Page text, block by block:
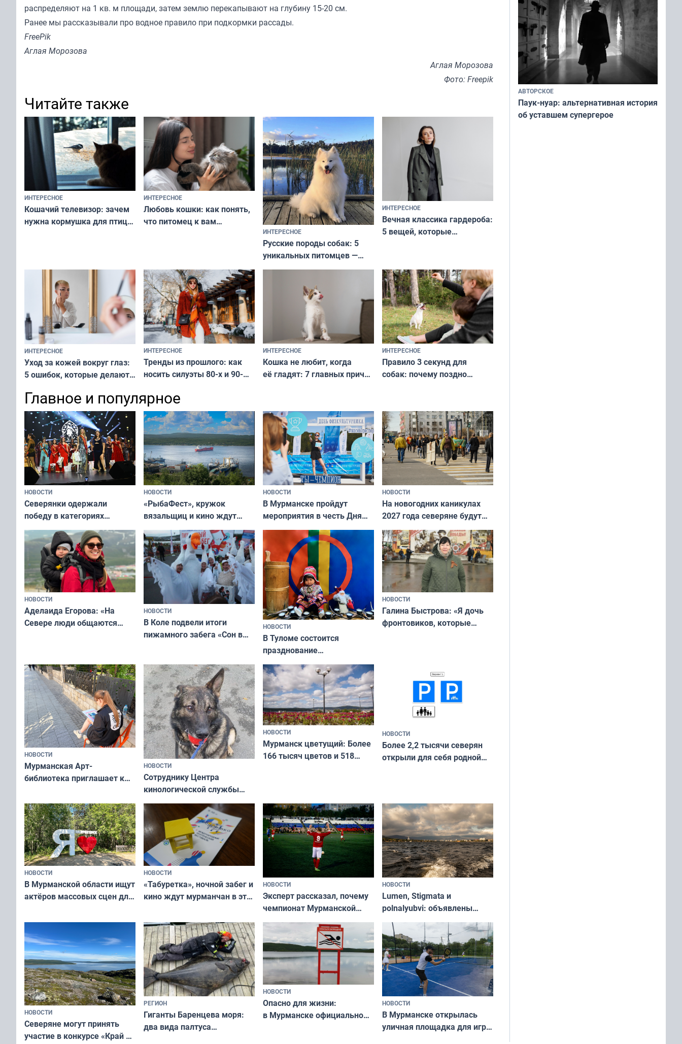
распределяют на 1 кв. м площади, затем землю перекапывают на глубину 15-20 см.
Ранее мы рассказывали про водное правило при подкормки рассады.
FreePik
Аглая Морозова
Аглая Морозова
Фото: Freepik
Читайте также
ИНТЕРЕСНОЕ
Кошачий телевизор: зачем
нужна кормушка для птиц
ИНТЕРЕСНОЕ
Любовь кошки: как понять,
что питомец к вам
ИНТЕРЕСНОЕ
Русские породы собак: 5
уникальных питомцев —
национальные сокровища
и характером
ИНТЕРЕСНОЕ
Вечная классика гардероба:
5 вещей, которые
и актуально в любой сезон
ИНТЕРЕСНОЕ
Уход за кожей вокруг глаз:
5 ошибок, которые делают
и вернуть свежий взгляд
без дорогих средств
ИНТЕРЕСНОЕ
Тренды из прошлого: как
носить силуэты 80-х и 90-
современно и стильно без
переплат
ИНТЕРЕСНОЕ
Кошка не любит, когда
её гладят: 7 главных причин
независимому питомцу
ИНТЕРЕСНОЕ
Правило 3 секунд для
собак: почему поздно
питомцу всё сразу и без
криков
Главное и популярное
НОВОСТИ
Северянки одержали
победу в категориях
всероссийского конкурса
«Мисс и Миссис Великая
Русь»
НОВОСТИ
«РыбаФест», кружок
вязальщиц и кино ждут
мурманчан в эти выходные
НОВОСТИ
В Мурманске пройдут
мероприятия в честь Дня
физкультурника
НОВОСТИ
На новогодних каникулах
2027 года северяне будут
отдыхать 11 дней
НОВОСТИ
Аделаида Егорова: «На
Севере люди общаются
НОВОСТИ
В Коле подвели итоги
пижамного забега «Сон в
НОВОСТИ
В Туломе состоится
празднование
Международного дня
коренных народов мира
НОВОСТИ
Галина Быстрова: «Я дочь
фронтовиков, которые
НОВОСТИ
Мурманская Арт-
библиотека приглашает к
и фотографов
НОВОСТИ
Сотруднику Центра
кинологической службы
ищут новый дом
НОВОСТИ
Мурманск цветущий: Более
166 тысяч цветов и 518
НОВОСТИ
Более 2,2 тысячи северян
открыли для себя родной
НОВОСТИ
В Мурманской области ищут
актёров массовых сцен для
короткометражном фильме
НОВОСТИ
«Табуретка», ночной забег и
кино ждут мурманчан в эти
НОВОСТИ
Эксперт рассказал, почему
чемпионат Мурманской
области по футболу остался
незамеченным
НОВОСТИ
Lumen, Stigmata и
polnalyubvi: объявлены
хедлайнеры фестиваля
«Имандра» в 2026 года
НОВОСТИ
Северяне могут принять
участие в конкурсе «Край у
РЕГИОН
Гиганты Баренцева моря:
два вида палтуса
НОВОСТИ
Опасно для жизни:
в Мурманске официально
НОВОСТИ
В Мурманске открылась
уличная площадка для игры
АВТОРСКОЕ
Паук-нуар: альтернативная история
об уставшем супергерое